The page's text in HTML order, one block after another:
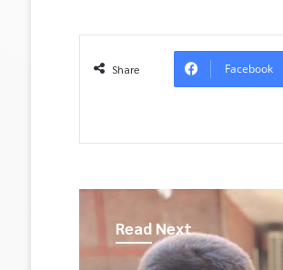
Share Facebook
Read Next